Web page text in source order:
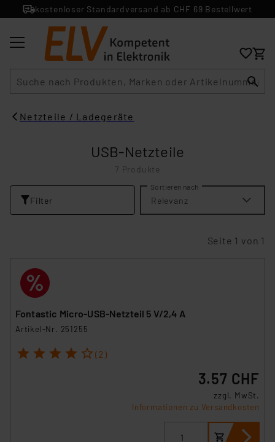
kostenloser Standardversand ab CHF 69 Bestellwert
Netzteile / Ladegeräte
USB-Netzteile
7 Produkte
Filter
Sortieren nach
Relevanz
Seite 1 von 1
Fontastic Micro-USB-Netzteil 5 V/2,4 A
Artikel-Nr. 251255
1 2 3 4 5 (2)
3.57 CHF
zzgl. MwSt.
Informationen zu Versandkosten